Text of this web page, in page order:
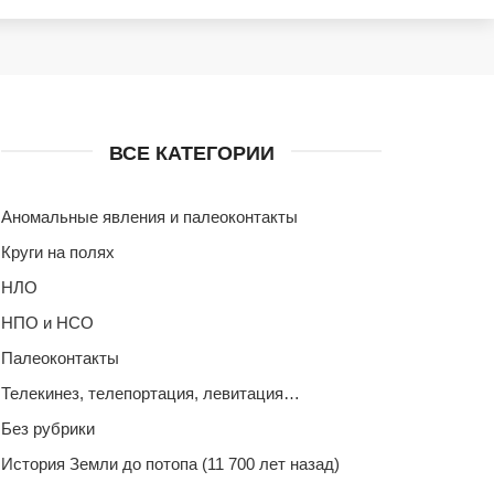
ВСЕ КАТЕГОРИИ
Аномальные явления и палеоконтакты
Круги на полях
НЛО
НПО и НСО
Палеоконтакты
Телекинез, телепортация, левитация…
Без рубрики
История Земли до потопа (11 700 лет назад)